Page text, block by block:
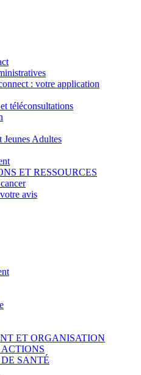
: votre application
téléconsultations
Jeunes Adultes
ET RESSOURCES
avis
ET ORGANISATION
ACTIONS
SANTÉ